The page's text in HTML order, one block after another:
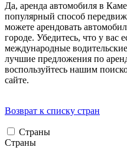
Да, аренда автомобиля в
популярный способ
можете арендовать
городе. Убедитесь, что у вас
международные
лучшие предложения по
воспользуйтесь нашим
сайте.
Возврат к списку стран
Страны
Страны